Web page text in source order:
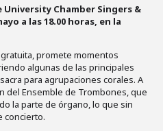
Chamber Singers &
a las 18.00 horas, en la
promete momentos
algunas de las principales
para agrupaciones corales. A
del Ensemble de Trombones, que
la parte de órgano, lo que sin
concierto.